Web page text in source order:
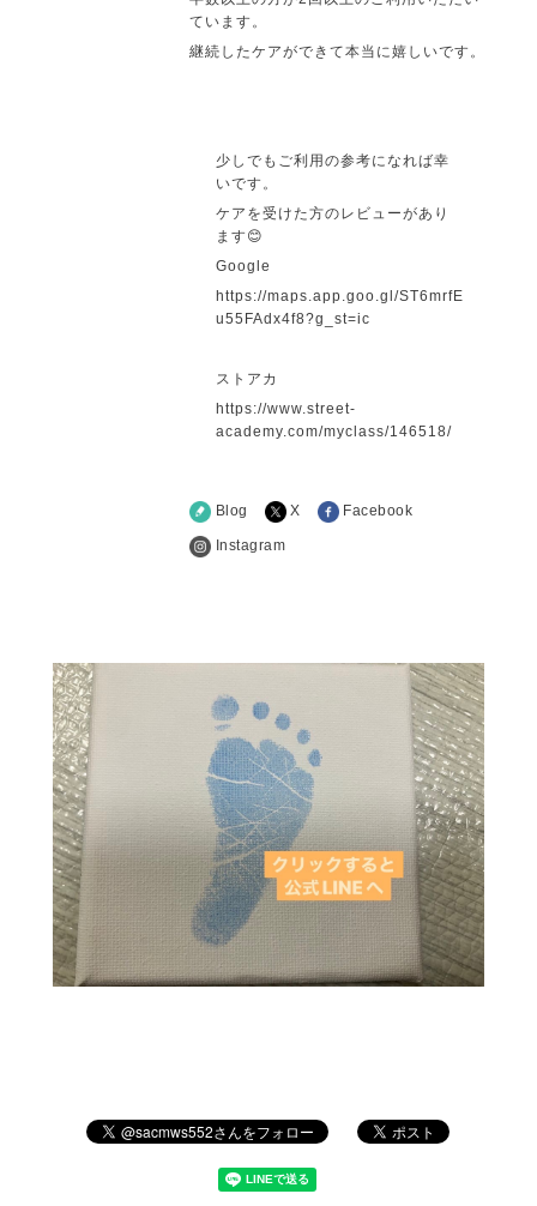
ています。
継続したケアができて本当に嬉しいです。
少しでもご利用の参考になれば幸
いです。
ケアを受けた方のレビューがあり
ます😊
Google
https://maps.app.goo.gl/ST6mrfE
u55FAdx4f8?g_st=ic
ストアカ
https://www.street-
academy.com/myclass/146518/
Blog X Facebook
Instagram